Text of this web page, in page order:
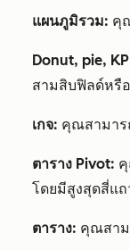
แผนภูมิรวม: คุ
Donut, pie,
สามสิบฟิลด์หรื
เกจ: คุณสามาร
ตาราง Pivot:
โดยมีสูงสุดสี่แ
ตาราง: คุณสาม